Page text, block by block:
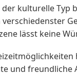
kulturelle Typ
lässt keine
und freundliche